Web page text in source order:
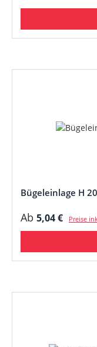
Bügeleinlage H
Regulärer
Ab 5,04 € Preise